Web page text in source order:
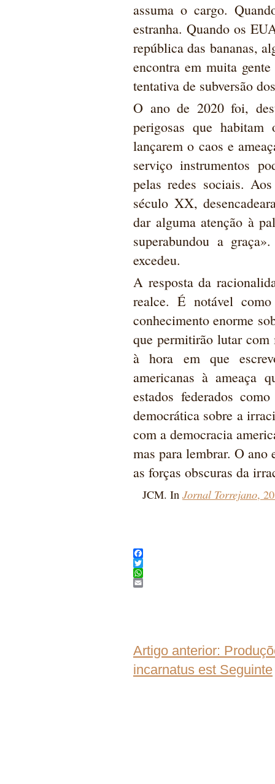
assuma o cargo.
estranha. Quando os
república das bananas,
encontra em muita
tentativa de subversão
O ano de 2020 foi,
perigosas que habitam
lançarem o caos e
serviço instrumentos
pelas redes sociais.
século XX,
dar alguma atenção à
superabundou a
excedeu.
A resposta da
realce. É notável
conhecimento enorme
que permitirão lutar com
à hora em que
americanas à ameaça
estados federados
democrática sobre a
com a democracia
mas para lembrar. O ano
as forças obscuras da
JCM. In Jornal Torrejano,
Facebook
Twitter
WhatsApp
Artigo anterior:
incarnatus est Seguinte